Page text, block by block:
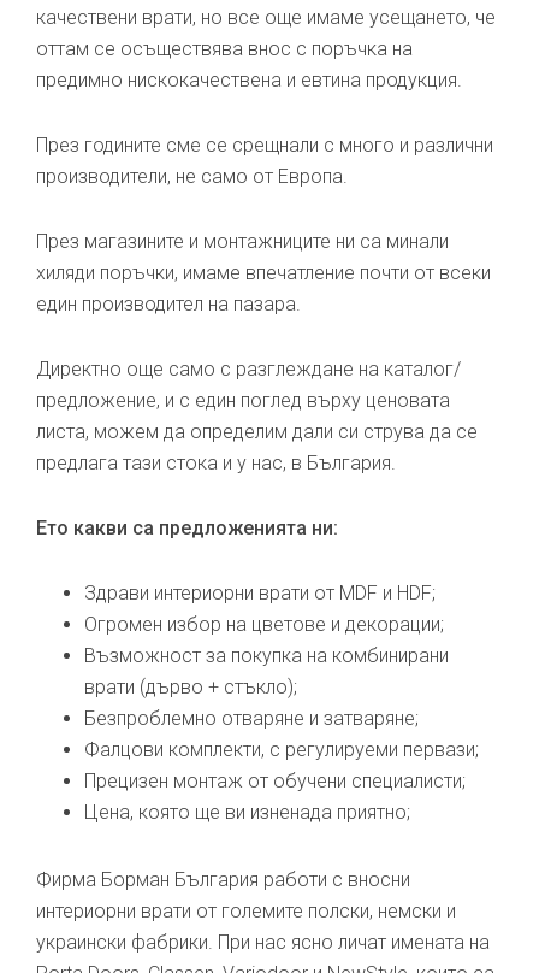
качествени врати, но все още имаме усещането, че
оттам се осъществява внос с поръчка на
предимно нискокачествена и евтина продукция.
През годините сме се срещнали с много и различни
производители, не само от Европа.
През магазините и монтажниците ни са минали
хиляди поръчки, имаме впечатление почти от всеки
един производител на пазара.
Директно още само с разглеждане на каталог/
предложение, и с един поглед върху ценовата
листа, можем да определим дали си струва да се
предлага тази стока и у нас, в България.
Ето какви са предложенията ни:
Здрави интериорни врати от MDF и HDF;
Огромен избор на цветове и декорации;
Възможност за покупка на комбинирани
врати (дърво + стъкло);
Безпроблемно отваряне и затваряне;
Фалцови комплекти, с регулируеми первази;
Прецизен монтаж от обучени специалисти;
Цена, която ще ви изненада приятно;
Фирма Борман България работи с вносни
интериорни врати от големите полски, немски и
украински фабрики. При нас ясно личат имената на